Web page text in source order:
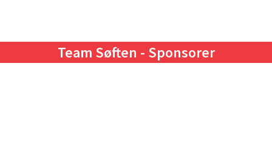
Team Søften - Sponsorer